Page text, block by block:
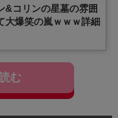
&コリンの星墓の雰囲
大爆笑の嵐ｗｗｗ詳細
む